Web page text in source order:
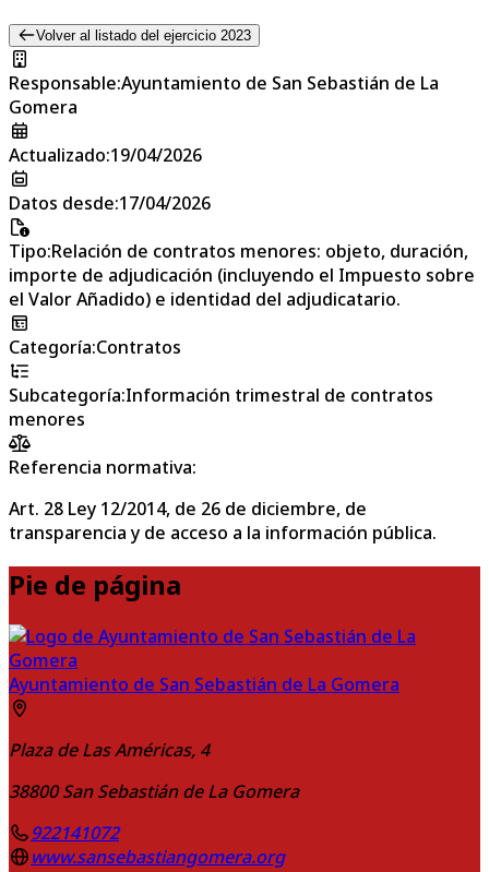
Volver al listado del ejercicio 2023
Responsable:Ayuntamiento de San Sebastián de La
Gomera
Actualizado:19/04/2026
Datos desde:17/04/2026
Tipo:Relación de contratos menores: objeto, duración,
importe de adjudicación (incluyendo el Impuesto sobre
el Valor Añadido) e identidad del adjudicatario.
Categoría:Contratos
Subcategoría:Información trimestral de contratos
menores
Referencia normativa:
Art. 28 Ley 12/2014, de 26 de diciembre, de
transparencia y de acceso a la información pública.
Pie de página
Ayuntamiento de San Sebastián de La Gomera
Plaza de Las Américas, 4
38800 San Sebastián de La Gomera
922141072
www.sansebastiangomera.org